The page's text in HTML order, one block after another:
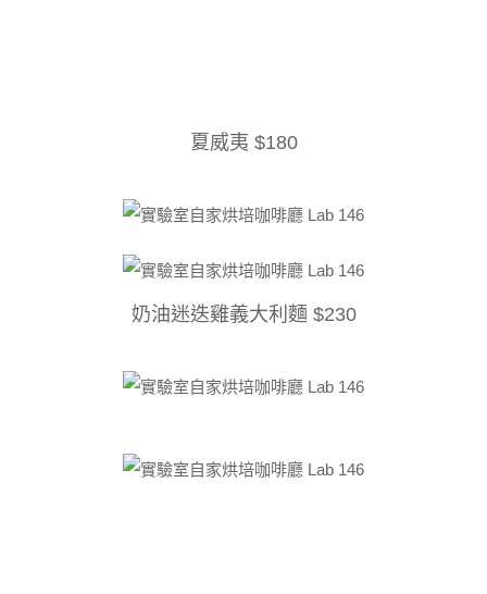
夏威夷 $180
奶油迷迭雞義大利麵 $230